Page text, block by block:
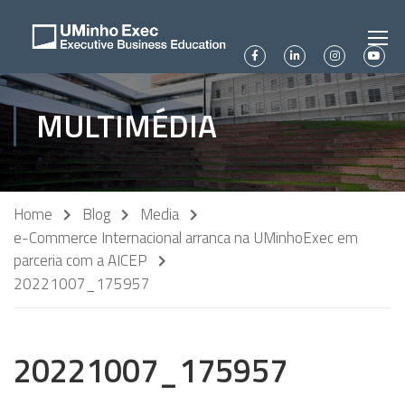
MULTIMÉDIA
Home Blog
Media
e-Commerce Internacional arranca na UMinhoExec em
parceria com a AICEP
20221007_175957
20221007_175957